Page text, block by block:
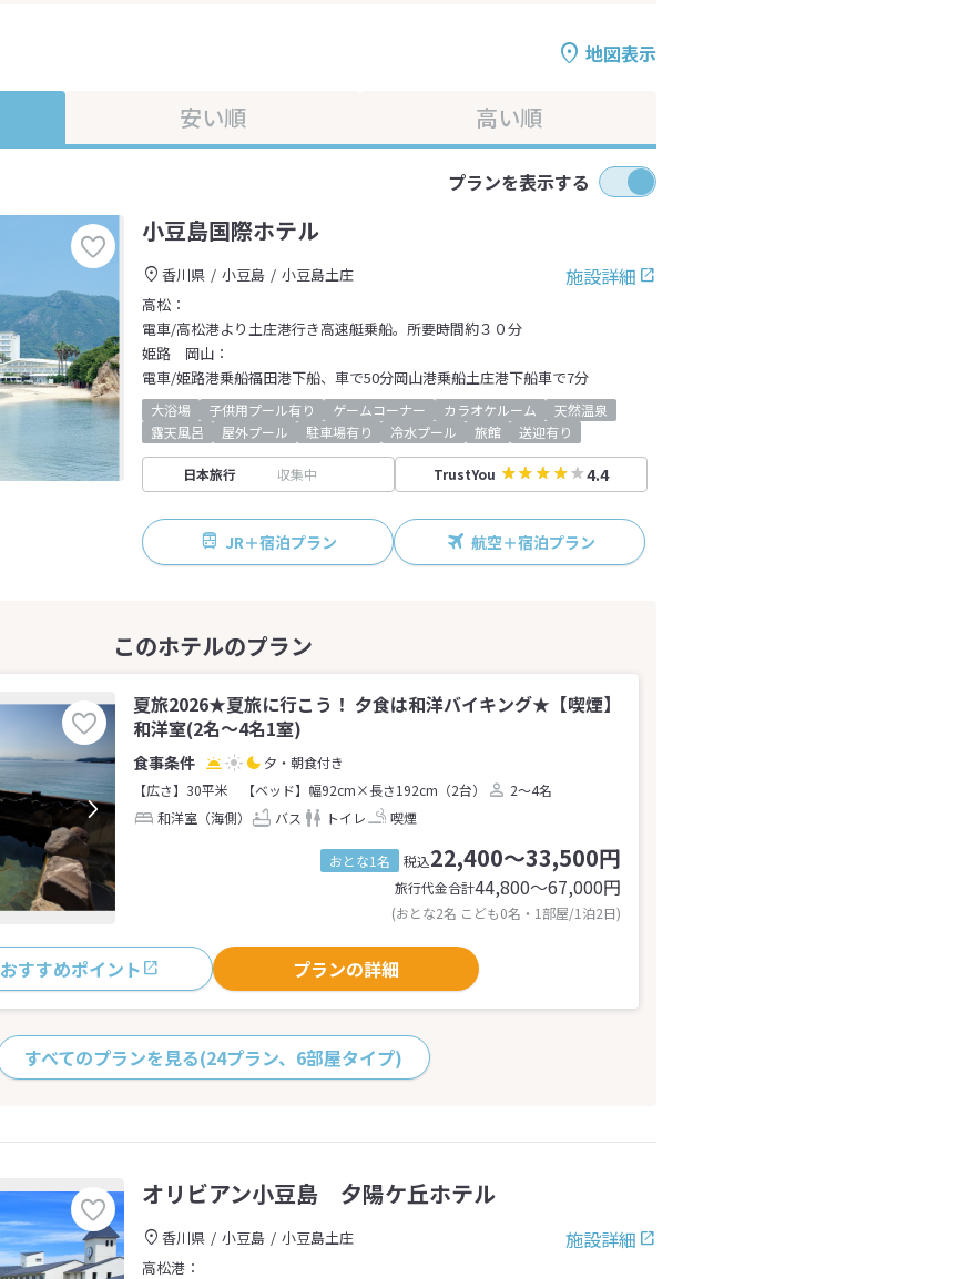
地図表示
安い順 高い順
プランを表示する
小豆島国際ホテル
施設詳細
香川県 小豆島
小豆島土庄
高松：
電車/高松港より土庄港行き高速艇乗船。所要時間約３０分
姫路 岡山：
電車/姫路港乗船福田港下船、車で50分岡山港乗船土庄港下船車で7分
大浴場 子供用プール有り ゲームコーナー カラオケルーム
天然温泉
露天風呂
屋外プール 駐車場有り 冷水プール 旅館 送迎有り
日本旅行 収集中 TrustYou 4.4
JR＋宿泊プラン 航空＋宿泊プラン
夏旅2026★夏旅に行こう！ 夕食は和洋バイキング★【喫煙】
和洋室(2名～4名1室)
夕・朝食付き
【広さ】30平米
【ベッド】幅92cm×長さ192cm（2台）
2～4名
和洋室（海側）
バス トイレ 喫煙
おとな1名 税込22,400～33,500円
旅行代金合計44,800〜67,000円
(おとな2名 こども0名・1部屋/1泊2日)
おすすめポイント プランの詳細
すべてのプランを見る(24プラン、6部屋タイプ)
オリビアン小豆島 夕陽ケ丘ホテル
施設詳細
香川県 小豆島
小豆島土庄
高松港：